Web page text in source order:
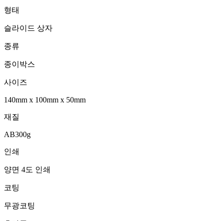
형태
슬라이드 상자
종류
종이박스
사이즈
140mm x 100mm x 50mm
재질
AB300g
인쇄
양면 4도 인쇄
코팅
무광코팅